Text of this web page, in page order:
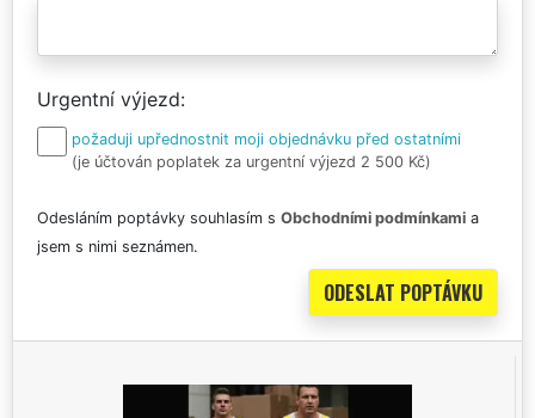
Urgentní výjezd
požaduji upřednostnit moji objednávku před ostatními
(je účtován poplatek za urgentní výjezd 2 500 Kč)
Odesláním poptávky souhlasím s Obchodními podmínkami a
jsem s nimi seznámen.